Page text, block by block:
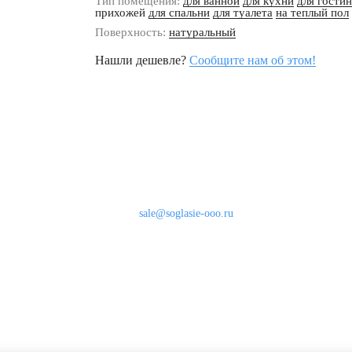
прихожей для спальни для туалета на теплый пол
Поверхность: натуральный
Нашли дешевле? Сообщите нам об этом!
sale@soglasie-ooo.ru